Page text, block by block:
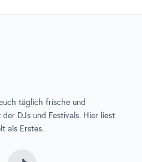
täglich frische und
DJs und Festivals. Hier liest
als Erstes.